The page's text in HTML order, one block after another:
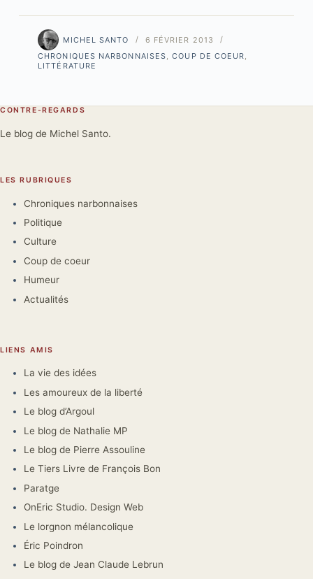
MICHEL SANTO
6 FÉVRIER 2013
CHRONIQUES NARBONNAISES,COUP DE COEUR,
LITTÉRATURE
CONTRE-REGARDS
Le blog de Michel Santo.
LES RUBRIQUES
Chroniques narbonnaises
Politique
Culture
Coup de coeur
Humeur
Actualités
LIENS AMIS
La vie des idées
Les amoureux de la liberté
Le blog d’Argoul
Le blog de Nathalie MP
Le blog de Pierre Assouline
Le Tiers Livre de François Bon
Paratge
OnEric Studio. Design Web
Le lorgnon mélancolique
Éric Poindron
Le blog de Jean Claude Lebrun